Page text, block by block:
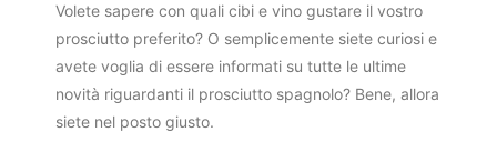
Volete sapere con quali cibi e vino gustare il vostro
prosciutto preferito? O semplicemente siete curiosi e
avete voglia di essere informati su tutte le ultime
novità riguardanti il prosciutto spagnolo? Bene, allora
siete nel posto giusto.